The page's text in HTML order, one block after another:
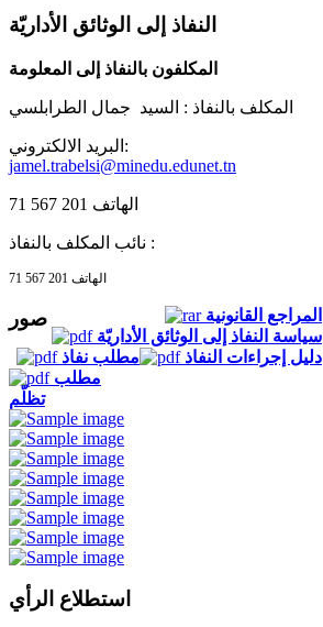
النفاذ إلى الوثائق الأداريّة
المكلفون بالنفاذ إلى المعلومة
المكلف بالنفاذ : السيد جمال الطرابلسي
البريد الالكتروني:
jamel.trabelsi@minedu.edunet.tn
نائب المكلف بالنفاذ :
المراجع القانونية
سياسة النفاذ إلى الوثائق الأداريّة
دليل إجراءات النفاذ
مطلب نفاذ
مطلب
تظلّم
صور
استطلاع الرأي